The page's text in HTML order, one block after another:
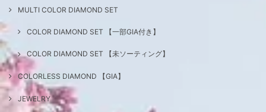
MULTI COLOR DIAMOND SET
COLOR DIAMOND SET 【一部GIA付き】
COLOR DIAMOND SET 【未ソーティング】
COLORLESS DIAMOND 【GIA】
JEWELRY